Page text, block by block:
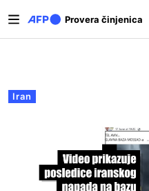
Provera činjenica
Примарни табови
Iran